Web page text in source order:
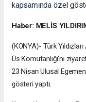
kapsamında özel
Haber: MELİS
(KONYA)- Türk
Üs Komutanlığı'nı
23 Nisan Ulusal
gösteri yaptı.